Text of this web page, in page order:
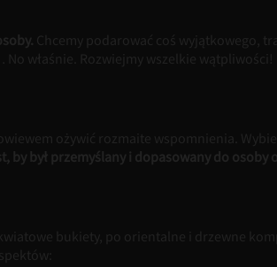
Chcemy podarować coś wyjątkowego,
właśnie. Rozwiejmy wszelkie wątpliwości!
ożywić rozmaite wspomnienia.
by był przemyślany i dopasowany do osoby
bukiety, po orientalne i drzewne